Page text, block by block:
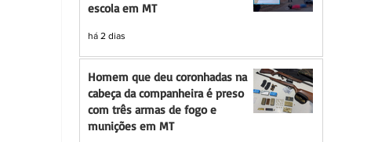
escola em MT
há 2 dias
Homem que deu coronhadas na
cabeça da companheira é preso
com três armas de fogo e
munições em MT